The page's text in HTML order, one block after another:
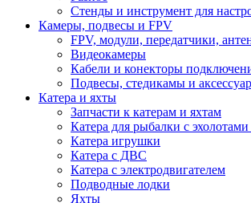
Стенды и инструмент для
Камеры, подвесы и FPV
FPV, модули, передатчики,
Видеокамеры
Кабели и конекторы
Подвесы, стедикамы и
Катера и яхты
Запчасти к катерам и яхтам
Катера для рыбалки с
Катера игрушки
Катера с ДВС
Катера с электродвигателем
Подводные лодки
Яхты